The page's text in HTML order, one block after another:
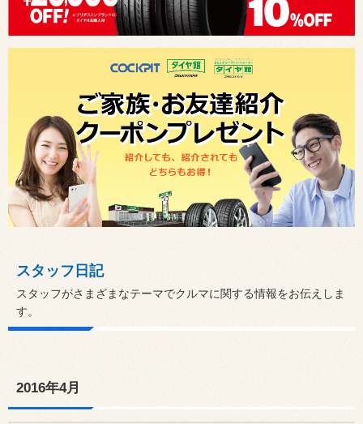
スタッフ日記
スタッフがさまざまなテーマでクルマに関する情報をお伝えしま
す。
2016年4月